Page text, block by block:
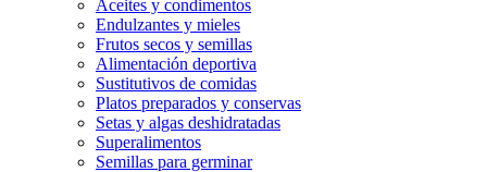
Aceites y condimentos
Endulzantes y mieles
Frutos secos y semillas
Alimentación deportiva
Sustitutivos de comidas
Platos preparados y conservas
Setas y algas deshidratadas
Superalimentos
Semillas para germinar